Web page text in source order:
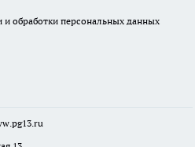
обработки персональных данных